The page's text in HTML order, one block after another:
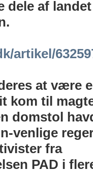
af
artikel/
at være
kom til
domstol
venlige
fra
PAD i